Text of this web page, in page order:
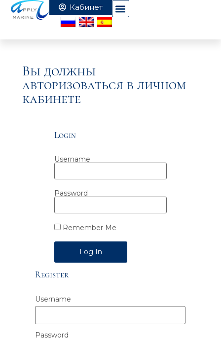
Вы должны
авторизоваться в личном
кабинете
Login
Username
Password
Remember Me
Alternative:
Register
Username
Password